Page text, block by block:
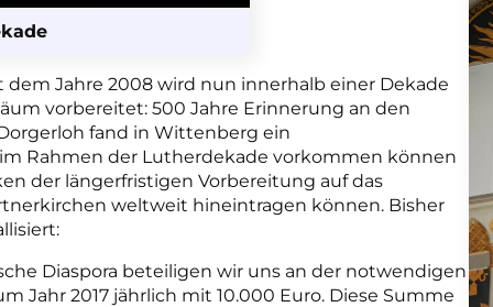
Jahre 2008 wird nun innerhalb einer Dekade
vorbereitet: 500 Jahre Erinnerung an den
fand in Wittenberg ein
Rahmen der Lutherdekade vorkommen können
der längerfristigen Vorbereitung auf das
weltweit hineintragen können. Bisher
Diaspora beteiligen wir uns an der notwendigen
Jahr 2017 jährlich mit 10.000 Euro. Diese Summe